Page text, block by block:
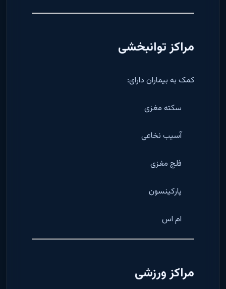
مراکز توانبخشی
کمک به بیماران دارای:
سکته مغزی
آسیب نخاعی
فلج مغزی
پارکینسون
ام اس
مراکز ورزشی